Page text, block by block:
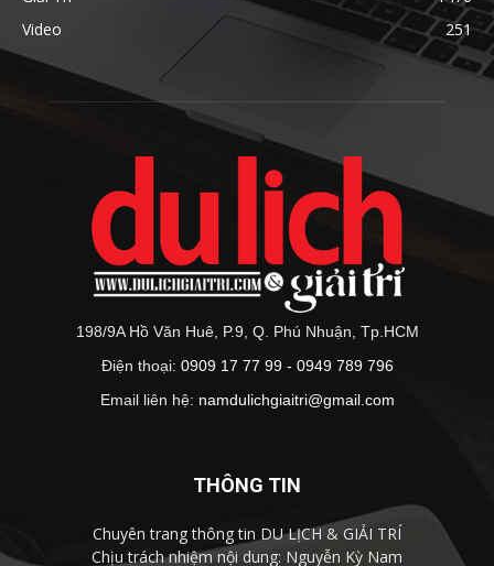
Video
251
198/9A Hồ Văn Huê, P.9, Q. Phú Nhuận, Tp.HCM
Điện thoại: 0909 17 77 99 - 0949 789 796
Email liên hệ: namdulichgiaitri@gmail.com
THÔNG TIN
Chuyên trang thông tin DU LỊCH & GIẢI TRÍ
Chịu trách nhiệm nội dung: Nguyễn Kỳ Nam